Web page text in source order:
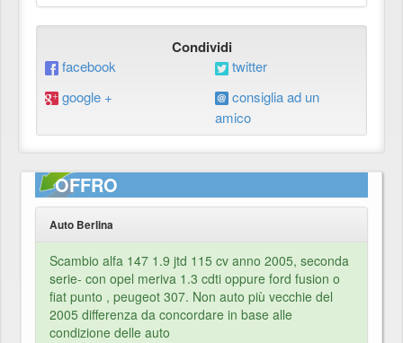
Condividi
facebook
twitter
google +
consiglia ad un
amico
OFFRO
Auto Berlina
Scambio alfa 147 1.9 jtd 115 cv anno 2005, seconda
serie- con opel meriva 1.3 cdti oppure ford fusion o
fiat punto , peugeot 307. Non auto più vecchie del
2005 differenza da concordare in base alle
condizione delle auto